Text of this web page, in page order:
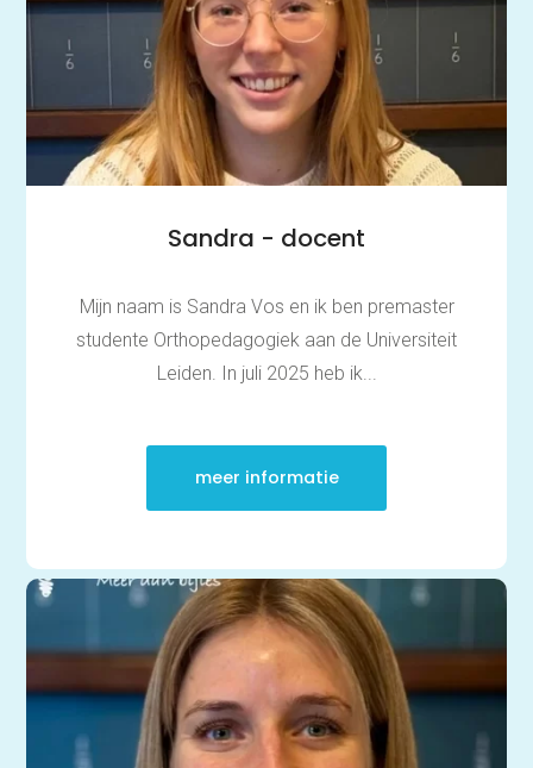
Contact
Over ons
FAQ
Wiskundetoets | Pabo
HBO 21+ toelating
voorbereiden
Medisch rekenen
Training
Leren leren |
Studievaardigheden,
planning & motivatie
met Cogmed
Concentratie verbeteren
Overprikkeling
verminderen met
neurofeedback | HSP
Brugklas kickstart |
Slimmer leren met AI (VO)
Onderzoek
Technisch lezen
Begrijpend lezen
Intelligentie
Leerpotentie
Leerstrategieën
Beroepskeuzetest
Sandra - docent
Mijn naam is Sandra Vos en ik ben premaster
studente Orthopedagogiek aan de Universiteit
Leiden. In juli 2025 heb ik...
meer informatie